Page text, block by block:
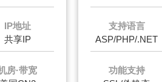
IP地址
共享IP
房·带宽
支持语言
ASP/PHP/.NET
功能支持